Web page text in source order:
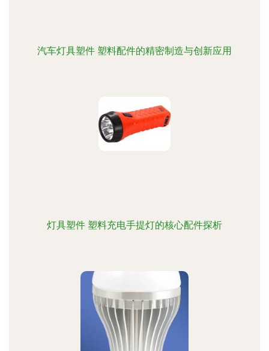
汽车灯具塑件 塑料配件的精密制造与创新应用
灯具塑件 塑料充电手提灯的核心配件探析